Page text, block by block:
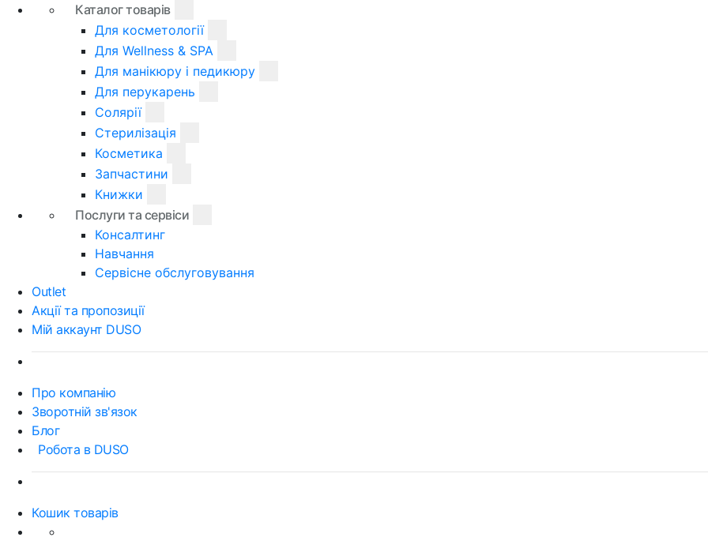
Каталог товарів
Для косметології
Для Wellness & SPA
Для манікюру і педикюру
Для перукарень
Солярії
Стерилізація
Косметика
Запчастини
Книжки
Послуги та сервіси
Консалтинг
Навчання
Сервісне обслуговування
Outlet
Акції та пропозиції
Мій аккаунт DUSO
Про компанію
Зворотній зв'язок
Блог
Робота в DUSO
Кошик товарів